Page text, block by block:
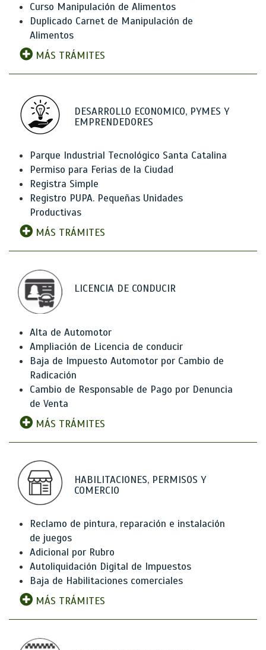
Curso Manipulación de Alimentos
Duplicado Carnet de Manipulación de
Alimentos
MÁS TRÁMITES
DESARROLLO ECONOMICO, PYMES Y
EMPRENDEDORES
Parque Industrial Tecnológico Santa Catalina
Permiso para Ferias de la Ciudad
Registra Simple
Registro PUPA. Pequeñas Unidades
Productivas
MÁS TRÁMITES
LICENCIA DE CONDUCIR
Alta de Automotor
Ampliación de Licencia de conducir
Baja de Impuesto Automotor por Cambio de
Radicación
Cambio de Responsable de Pago por Denuncia
de Venta
MÁS TRÁMITES
HABILITACIONES, PERMISOS Y
COMERCIO
Reclamo de pintura, reparación e instalación
de juegos
Adicional por Rubro
Autoliquidación Digital de Impuestos
Baja de Habilitaciones comerciales
MÁS TRÁMITES